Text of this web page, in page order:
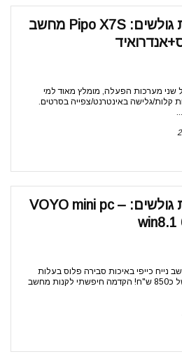
סקירת גולשים: Pipo X7S מחשב
שני מערכות הפעלה, מומלץ מאוד למי
קלות/גלישה באינטרנט/צפייה בסרטים.
סקירת גולשים: VOYO mini pc –
win8.1
כייפי באיכות סבירה פלוס בעלות
כוללת (יחד עם כל האביזרים) של כ850 ש"ח! הקדמה חיפשתי לקנות מחשב